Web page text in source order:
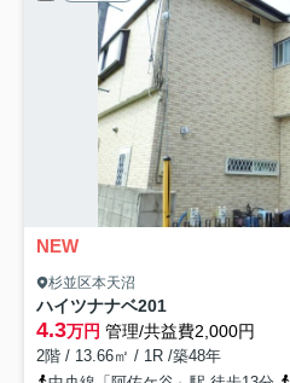
NEW
杉並区本天沼
ハイツナナベ201
4.3万円 管理/共益費2,000円
2階 / 13.66㎡ / 1R /築48年